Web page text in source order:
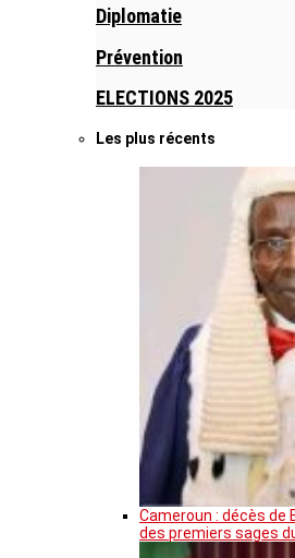
Diplomatie
Prévention
ELECTIONS 2025
Les plus récents
Cameroun : décès de
des premiers sages